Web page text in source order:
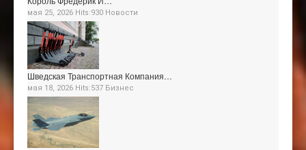
мая 25, 2026 Hits:930 Новости
Шведская Транспортная Компания…
мая 18, 2026 Hits:537 Бизнес